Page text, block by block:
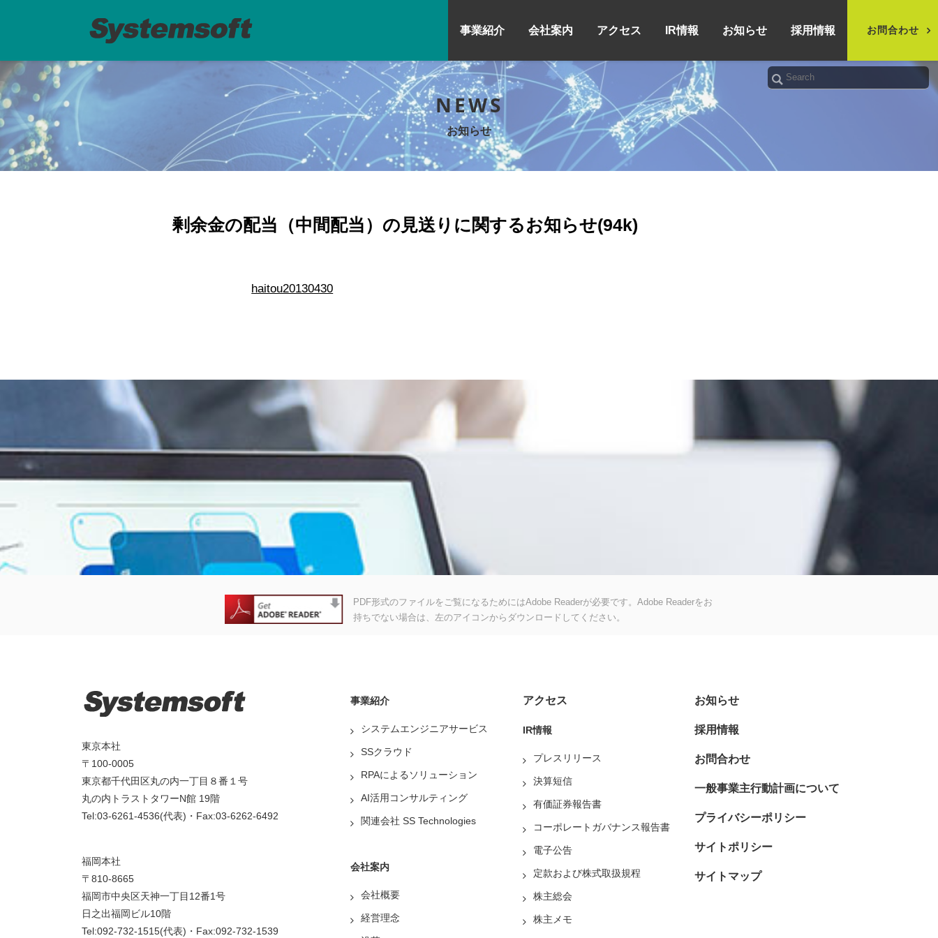
事業紹介 会社案内 アクセス IR情報 お知らせ 採用情報 お問合わせ
NEWS
お知らせ
剰余金の配当（中間配当）の見送りに関するお知らせ(94k)
haitou20130430
PDF形式のファイルをご覧になるためにはAdobe Readerが必要です。Adobe Readerをお
持ちでない場合は、左のアイコンからダウンロードしてください。
東京本社
〒100-0005
東京都千代田区丸の内一丁目８番１号
丸の内トラストタワーN館 19階
Tel:03-6261-4536(代表)・Fax:03-6262-6492
福岡本社
〒810-8665
福岡市中央区天神一丁目12番1号
日之出福岡ビル10階
Tel:092-732-1515(代表)・Fax:092-732-1539
事業紹介
システムエンジニアサービス
SSクラウド
RPAによるソリューション
AI活用コンサルティング
関連会社 SS Technologies
会社案内
会社概要
経営理念
アクセス
IR情報
プレスリリース
決算短信
有価証券報告書
コーポレートガバナンス報告書
電子公告
定款および株式取扱規程
株主総会
株主メモ
お知らせ
採用情報
お問合わせ
一般事業主行動計画について
プライバシーポリシー
サイトポリシー
サイトマップ